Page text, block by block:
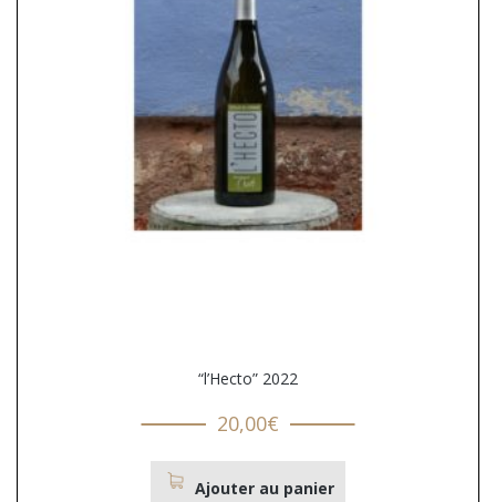
“l’Hecto” 2022
20,00€
Ajouter au panier